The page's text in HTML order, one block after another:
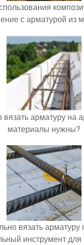
с арматурой из
вязать арматуру на
материалы нужны?
вязать арматуру
инструмент для